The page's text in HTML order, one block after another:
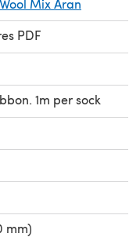
Mix Aran
PDF
1m per sock
mm)